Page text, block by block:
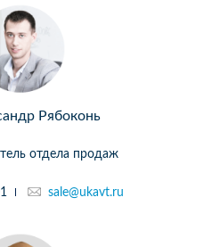
Рябоконь
отдела продаж
sale@ukavt.ru